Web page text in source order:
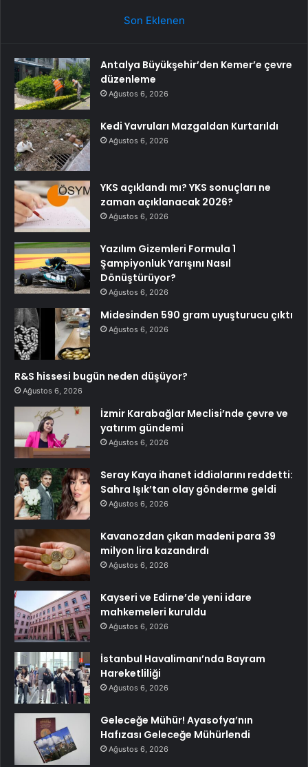
Son Eklenen
Antalya Büyükşehir’den Kemer’e çevre
düzenleme
Ağustos 6, 2026
Kedi Yavruları Mazgaldan Kurtarıldı
Ağustos 6, 2026
YKS açıklandı mı? YKS sonuçları ne
zaman açıklanacak 2026?
Ağustos 6, 2026
Yazılım Gizemleri Formula 1
Şampiyonluk Yarışını Nasıl
Dönüştürüyor?
Ağustos 6, 2026
Midesinden 590 gram uyuşturucu çıktı
Ağustos 6, 2026
R&S hissesi bugün neden düşüyor?
Ağustos 6, 2026
İzmir Karabağlar Meclisi’nde çevre ve
yatırım gündemi
Ağustos 6, 2026
Seray Kaya ihanet iddialarını reddetti:
Sahra Işık’tan olay gönderme geldi
Ağustos 6, 2026
Kavanozdan çıkan madeni para 39
milyon lira kazandırdı
Ağustos 6, 2026
Kayseri ve Edirne’de yeni idare
mahkemeleri kuruldu
Ağustos 6, 2026
İstanbul Havalimanı’nda Bayram
Hareketliliği
Ağustos 6, 2026
Geleceğe Mühür! Ayasofya’nın
Hafızası Geleceğe Mühürlendi
Ağustos 6, 2026